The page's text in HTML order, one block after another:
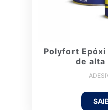
Polyfort
de alta